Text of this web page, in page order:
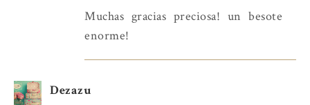
Muchas gracias preciosa! un besote
enorme!
Dezazu